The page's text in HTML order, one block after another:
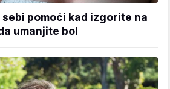
pomoći kad izgorite na
umanjite bol